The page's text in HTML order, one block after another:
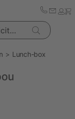
Lunch-box